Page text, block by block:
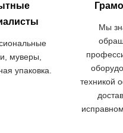
муверы,
упаковка.
Мы
техникой